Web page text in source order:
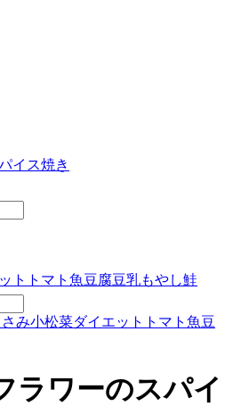
イス焼き
ト トマト 魚豆腐豆乳もやし鮭
さみ小松菜ダイエット トマト 魚豆
ラワーのスパイ